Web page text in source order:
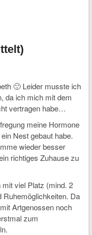
🙂 Leider musste ich
da ich mich mit dem
vertragen habe…
meine Hormone
Nest gebaut habe.
wieder besser
richtiges Zuhause zu
viel Platz (mind. 2
Ruhemöglichkeiten. Da
Artgenossen noch
zum